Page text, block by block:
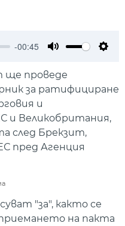
-00:45
ще проведе
за ратифициране
и
и Великобритания,
след Брекзит,
пред Агенция
"за", както се
на пакта